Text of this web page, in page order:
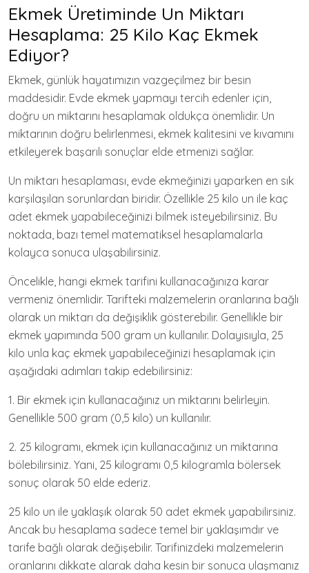
Ekmek Üretiminde Un Miktarı
Hesaplama: 25 Kilo Kaç Ekmek
Ediyor?
Ekmek, günlük hayatımızın vazgeçilmez bir besin
maddesidir. Evde ekmek yapmayı tercih edenler için,
doğru un miktarını hesaplamak oldukça önemlidir. Un
miktarının doğru belirlenmesi, ekmek kalitesini ve kıvamını
etkileyerek başarılı sonuçlar elde etmenizi sağlar.
Un miktarı hesaplaması, evde ekmeğinizi yaparken en sık
karşılaşılan sorunlardan biridir. Özellikle 25 kilo un ile kaç
adet ekmek yapabileceğinizi bilmek isteyebilirsiniz. Bu
noktada, bazı temel matematiksel hesaplamalarla
kolayca sonuca ulaşabilirsiniz.
Öncelikle, hangi ekmek tarifini kullanacağınıza karar
vermeniz önemlidir. Tarifteki malzemelerin oranlarına bağlı
olarak un miktarı da değişiklik gösterebilir. Genellikle bir
ekmek yapımında 500 gram un kullanılır. Dolayısıyla, 25
kilo unla kaç ekmek yapabileceğinizi hesaplamak için
aşağıdaki adımları takip edebilirsiniz:
1. Bir ekmek için kullanacağınız un miktarını belirleyin.
Genellikle 500 gram (0,5 kilo) un kullanılır.
2. 25 kilogramı, ekmek için kullanacağınız un miktarına
bölebilirsiniz. Yani, 25 kilogramı 0,5 kilogramla bölersek
sonuç olarak 50 elde ederiz.
25 kilo un ile yaklaşık olarak 50 adet ekmek yapabilirsiniz.
Ancak bu hesaplama sadece temel bir yaklaşımdır ve
tarife bağlı olarak değişebilir. Tarifinizdeki malzemelerin
oranlarını dikkate alarak daha kesin bir sonuca ulaşmanız